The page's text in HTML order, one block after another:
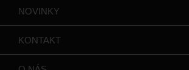
NOVINKY
KONTAKT